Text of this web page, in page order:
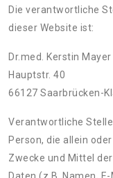
Die verantwortliche
dieser Website ist:
Dr.med. Kerstin Mayer
Hauptstr. 40
66127 Saarbrücken-
Verantwortliche
Person, die allein
Zwecke und Mittel